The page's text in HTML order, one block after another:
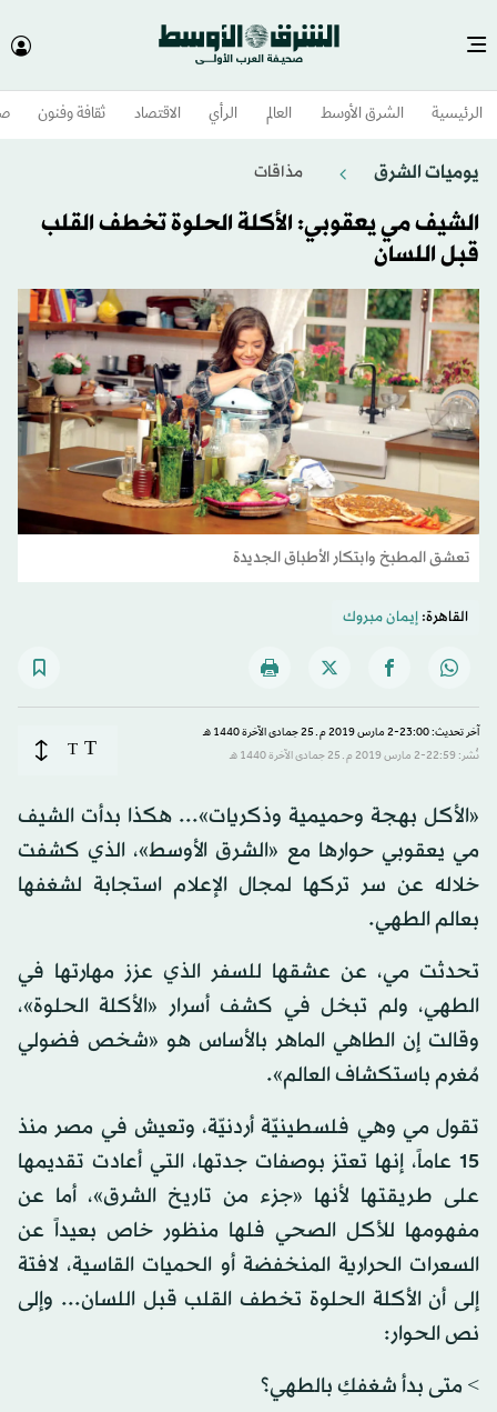
الرئيسية الشرق الأوسط​ العالم الرأي الاقتصاد ثقافة وفنون
يوميات الشرق مذاقات
الشيف مي يعقوبي: الأكلة الحلوة تخطف القلب
قبل اللسان
تعشق المطبخ وابتكار الأطباق الجديدة
القاهرة:إيمان مبروك
آخر تحديث: 23:00-2 مارس 2019 م ـ 25 جمادى الآخرة 1440 هـ
نُشر: 22:59-2 مارس 2019 م ـ 25 جمادى الآخرة 1440 هـ
T
T
«الأكل بهجة وحميمية وذكريات»... هكذا بدأت الشيف
مي يعقوبي حوارها مع «الشرق الأوسط»، الذي كشفت
خلاله عن سر تركها لمجال الإعلام استجابة لشغفها
بعالم الطهي.
تحدثت مي، عن عشقها للسفر الذي عزز مهارتها في
الطهي، ولم تبخل في كشف أسرار «الأكلة الحلوة»،
وقالت إن الطاهي الماهر بالأساس هو «شخص فضولي
مُغرم باستكشاف العالم».
تقول مي وهي فلسطينيّة أردنيّة، وتعيش في مصر منذ
15 عاماً، إنها تعتز بوصفات جدتها، التي أعادت تقديمها
على طريقتها لأنها «جزء من تاريخ الشرق»، أما عن
مفهومها للأكل الصحي فلها منظور خاص بعيداً عن
السعرات الحرارية المنخفضة أو الحميات القاسية، لافتة
إلى أن الأكلة الحلوة تخطف القلب قبل اللسان... وإلى
نص الحوار:
> متى بدأ شغفكِ بالطهي؟